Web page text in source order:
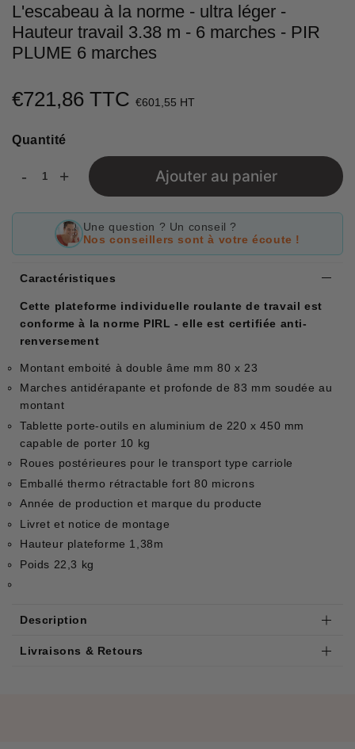
L'escabeau à la norme - ultra léger -
Hauteur travail 3.38 m - 6 marches - PIR
PLUME 6 marches
€721,86 TTC €601,55 HT
price
Quantité
- + Ajouter au panier
Une question ? Un conseil ?
Nos conseillers sont à votre écoute !
Caractéristiques
Cette plateforme individuelle roulante de travail est
conforme à la norme PIRL - elle est certifiée anti-
renversement
Montant emboité à double âme mm 80 x 23
Marches antidérapante et profonde de 83 mm soudée au
montant
Tablette porte-outils en aluminium de 220 x 450 mm
capable de porter 10 kg
Roues postérieures pour le transport type carriole
Emballé thermo rétractable fort 80 microns
Année de production et marque du producte
Livret et notice de montage
Hauteur plateforme 1,38m
Poids 22,3 kg
Description
Livraisons & Retours